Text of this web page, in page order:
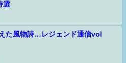
選
た風物詩…レジェンド通信vol